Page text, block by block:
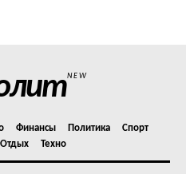
NEW
Финансы Политика
Спорт
Отдых Техно